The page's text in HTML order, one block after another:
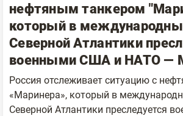
нефтяным танкером
который в
Северной Атлантики
военными США и НАТО —
Россия отслеживает ситуацию с
«Маринера», который в
Северной Атлантики преследуется